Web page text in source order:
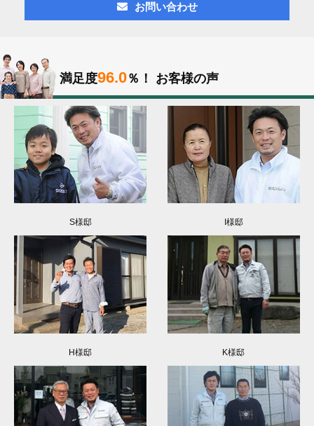
お問い合わせ
満足度96.0％！ お客様の声
S様邸 I様邸
H様邸 K様邸